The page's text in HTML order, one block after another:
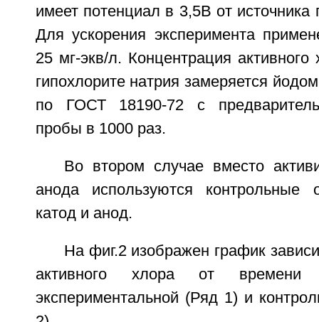
имеет потенциал в 3,5В от источника
Для ускорения эксперимента
25 мг-экв/л. Концентрация
гипохлорите натрия замеряется
по ГОСТ 18190-72 с
пробы в 1000 раз.
Во втором случае вместо
анода используются контрольные
катод и анод.
На фиг.2 изображен график
активного хлора от времени
экспериментальной (Ряд 1) и